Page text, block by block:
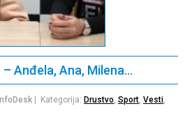
Anđela, Ana, Milena…
InfoDesk | Kategorija: Drustvo, Sport, Vesti,